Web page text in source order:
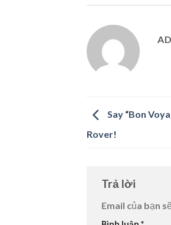
Say “Bon
Rover!
Trả lời
Email của bạn